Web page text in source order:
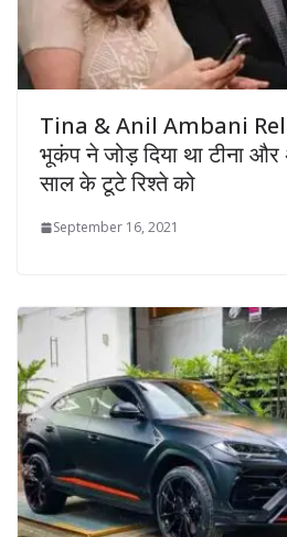
Tina & Anil Ambani
भूकंप ने जोड़ दिया था टीना
साल के टूटे रिश्ते को
September 16, 2021